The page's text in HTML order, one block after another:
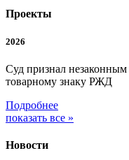
Проекты
2026
Суд признал незаконным
товарному знаку РЖД
Подробнее
показать все »
Новости